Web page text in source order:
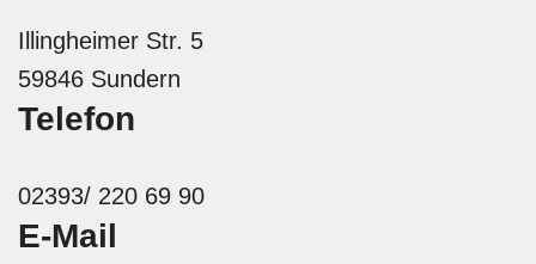
Illingheimer Str. 5
59846 Sundern
Telefon
02393/ 220 69 90
E-Mail